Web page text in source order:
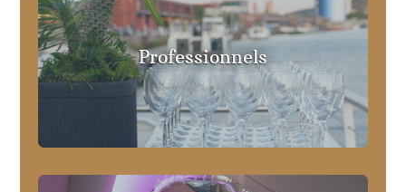
Professionnels